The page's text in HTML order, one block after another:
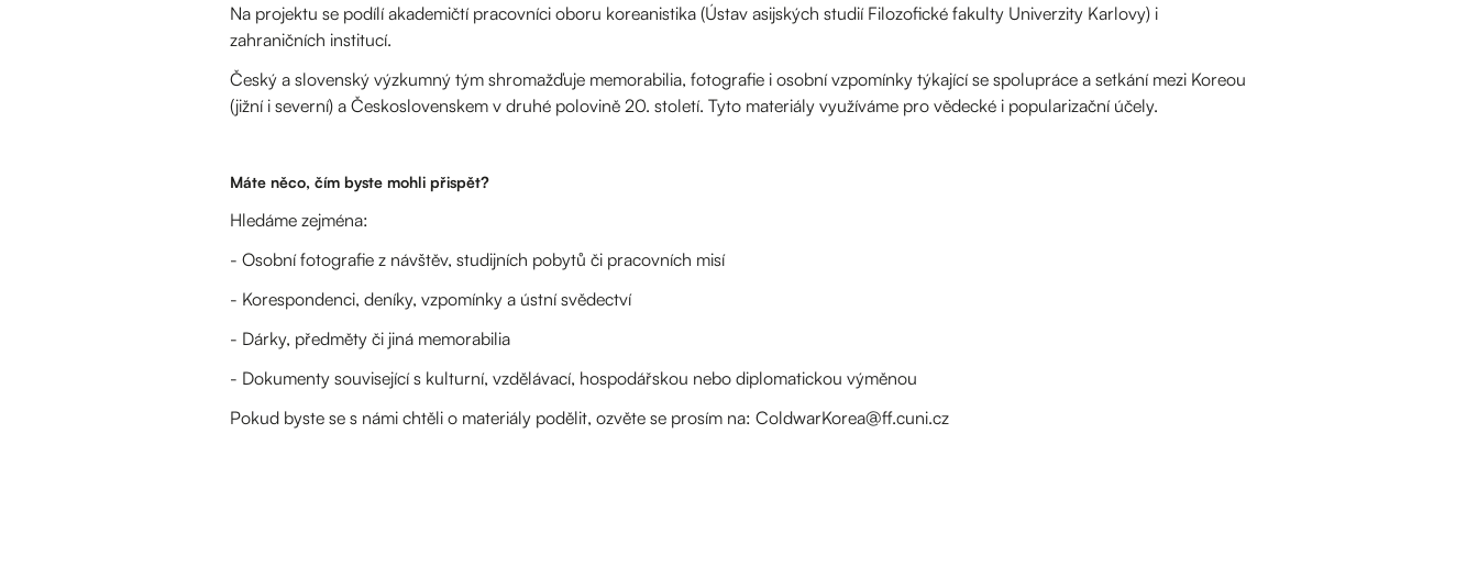
Na projektu se podílí akademičtí pracovníci oboru koreanistika (Ústav asijských studií Filozofické fakulty Univerzity Karlovy) i
zahraničních institucí.
Český a slovenský výzkumný tým shromažďuje memorabilia, fotografie i osobní vzpomínky týkající se spolupráce a setkání mezi Koreou
(jižní i severní) a Československem v druhé polovině 20. století. Tyto materiály využíváme pro vědecké i popularizační účely.
Máte něco, čím byste mohli přispět?
Hledáme zejména:
- Osobní fotografie z návštěv, studijních pobytů či pracovních misí
- Korespondenci, deníky, vzpomínky a ústní svědectví
- Dárky, předměty či jiná memorabilia
- Dokumenty související s kulturní, vzdělávací, hospodářskou nebo diplomatickou výměnou
Pokud byste se s námi chtěli o materiály podělit, ozvěte se prosím na: ColdwarKorea@ff.cuni.cz